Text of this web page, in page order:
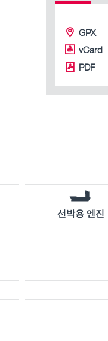
GPX
vCard
PDF
선박용 엔진